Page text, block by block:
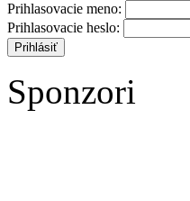
Prihlasovacie meno:
Prihlasovacie heslo:
Sponzori